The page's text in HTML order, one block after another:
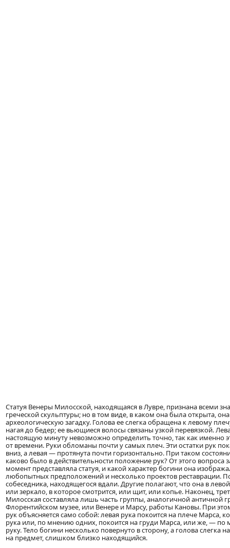
Статуя Венеры Милосской, находящаяся в Лувре, признана всеми
греческой скульптуры; но в том виде, в каком она была открыта,
археологическую загадку. Голова ее слегка обращена к левому
нагая до бедер; ее вьющиеся волосы связаны узкой перевязкой.
настоящую минуту невозможно определить точно, так как именно
от времени. Руки обломаны почти у самых плеч. Эти остатки рук
вниз, а левая — протянута почти горизонтально. При таком
каково было в действительности положение рук? От этого
момент представляла статуя, и какой характер богини она
любопытных предположений и несколько проектов реставрации.
собеседника, находящегося вдали. Другие полагают, что она в
или зеркало, в которое смотрится, или щит, или копье. Наконец,
Милосская составляла лишь часть группы, аналогичной античной
Флорентийском музее, или Венере и Марсу, работы Кановы. При
рук объясняется само собой: левая рука покоится на плече Марса,
рука или, по мнению одних, покоится на груди Марса, или же, —
руку. Тело богини несколько повернуто в сторону, а голова слегка
на предмет, слишком близко находящийся.